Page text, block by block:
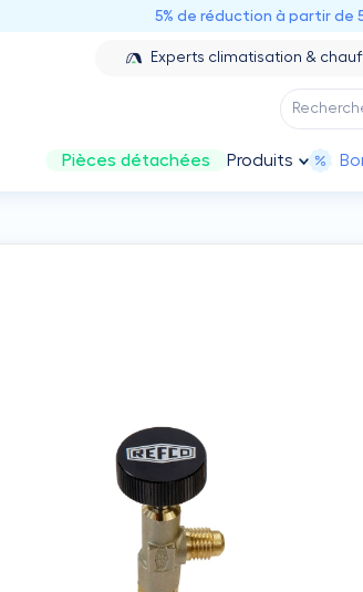
5% de réduction à partir de
Experts climatisation &
Pièces détachées Produits